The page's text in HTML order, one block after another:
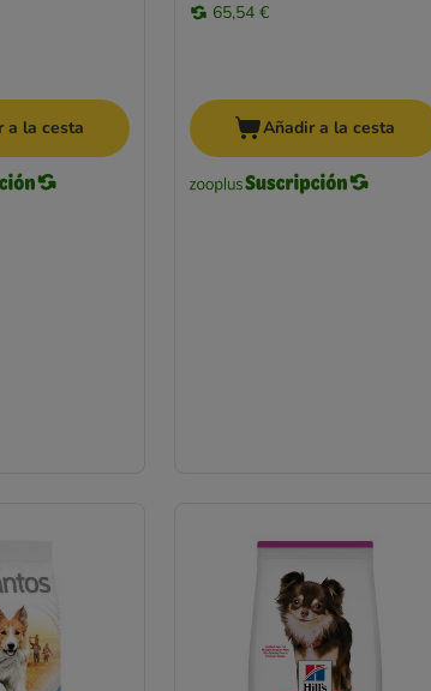
a la cesta
65,54 €
Añadir a la cesta